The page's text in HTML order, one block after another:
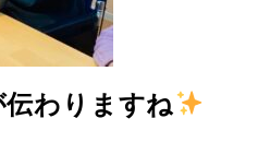
わりますね